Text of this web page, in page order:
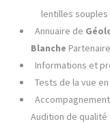
lentilles souples
Annuaire de
Blanche
Informations et
Tests de la vue
Audition de